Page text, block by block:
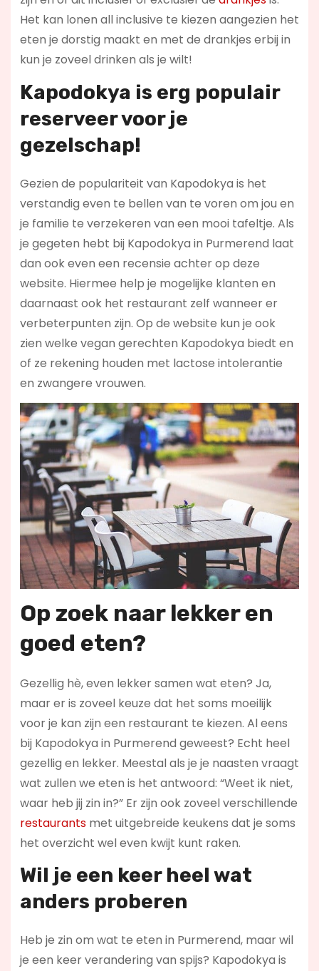
Het kan lonen all inclusive te kiezen aangezien het
eten je dorstig maakt en met de drankjes erbij in
kun je zoveel drinken als je wilt!
Kapodokya is erg populair
reserveer voor je
gezelschap!
Gezien de populariteit van Kapodokya is het
verstandig even te bellen van te voren om jou en
je familie te verzekeren van een mooi tafeltje. Als
je gegeten hebt bij Kapodokya in Purmerend laat
dan ook even een recensie achter op deze
website. Hiermee help je mogelijke klanten en
daarnaast ook het restaurant zelf wanneer er
verbeterpunten zijn. Op de website kun je ook
zien welke vegan gerechten Kapodokya biedt en
of ze rekening houden met lactose intolerantie
en zwangere vrouwen.
Op zoek naar lekker en
goed eten?
Gezellig hè, even lekker samen wat eten? Ja,
maar er is zoveel keuze dat het soms moeilijk
voor je kan zijn een restaurant te kiezen. Al eens
bij Kapodokya in Purmerend geweest? Echt heel
gezellig en lekker. Meestal als je je naasten vraagt
wat zullen we eten is het antwoord: “Weet ik niet,
waar heb jij zin in?” Er zijn ook zoveel verschillende
restaurantsmet uitgebreide keukens dat je soms
het overzicht wel even kwijt kunt raken.
Wil je een keer heel wat
anders proberen
Heb je zin om wat te eten in Purmerend, maar wil
je een keer verandering van spijs? Kapodokya is